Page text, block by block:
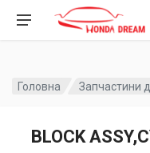
Головна Запчастини
BLOCK